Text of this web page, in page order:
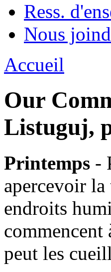
Ress.
Nous
Accueil
Our
Listuguj,
Printemps -
apercevoir la
endroits
commencent
peut les